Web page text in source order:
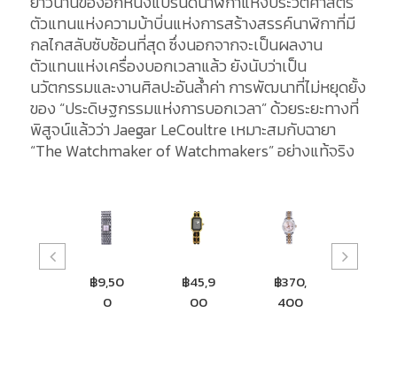
ตัวแทนแห่งความบ้าบิ่นแห่งการสร้างสรรค์นาฬิกาที่มี
กลไกสลับซับซ้อนที่สุด ซึ่งนอกจากจะเป็นผลงาน
ตัวแทนแห่งเครื่องบอกเวลาแล้ว ยังนับว่าเป็น
นวัตกรรมและงานศิลปะอันล้ำค่า การพัฒนาที่ไม่หยุดยั้ง
ของ “ประดิษฐกรรมแห่งการบอกเวลา” ด้วยระยะทางที่
พิสูจน์แล้วว่า Jaegar LeCoultre เหมาะสมกับฉายา
“The Watchmaker of Watchmakers” อย่างแท้จริง
฿45,9
00
฿370,
400
฿333,
400